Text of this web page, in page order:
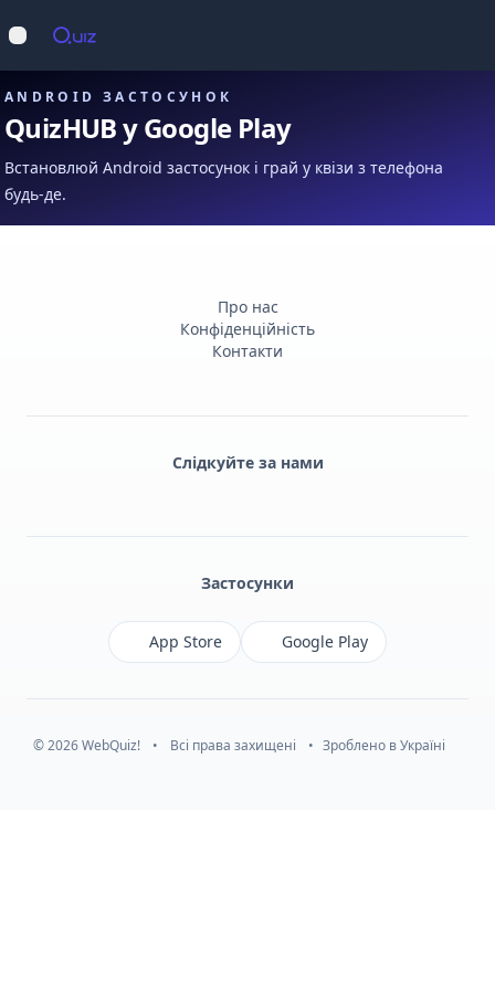
Відкрити меню
ANDROID ЗАСТОСУНОК
QuizHUB у Google Play
Встановлюй Android застосунок і грай у квізи з телефона
будь-де.
Про нас
Конфіденційність
Контакти
Слідкуйте за нами
Застосунки
App Store Google Play
© 2026 WebQuiz! • Всі права захищені • Зроблено в Україні